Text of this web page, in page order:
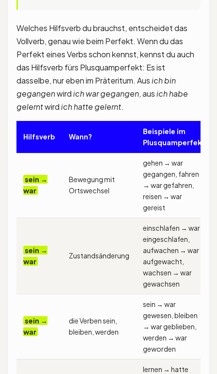
Welches Hilfsverb du brauchst, entscheidet das
Vollverb, genau wie beim Perfekt. Wenn du das
Perfekt eines Verbs schon kennst, kennst du auch
das Hilfsverb fürs Plusquamperfekt: Es ist
dasselbe, nur eben im Präteritum. Ausich bin
gegangenwirdich war gegangen, ausich habe
gelerntwirdich hatte gelernt.
Hilfsverb Wann?
Beispiele im
Plusquamperfekt
sein →
war
Bewegung mit
Ortswechsel
gehen → war
gegangen, fahren
→ war gefahren,
reisen → war
gereist
sein →
war
Zustandsänderung
einschlafen → war
eingeschlafen,
aufwachen → war
aufgewacht,
wachsen → war
gewachsen
sein →
war
die Verben sein,
bleiben, werden
sein → war
gewesen, bleiben
→ war geblieben,
werden → war
geworden
lernen → hatte